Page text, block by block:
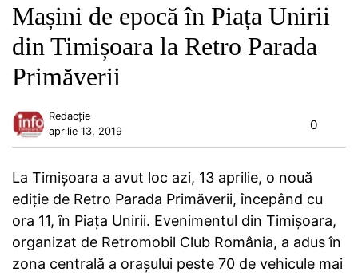
Mașini de epocă în Piața Unirii
din Timișoara la Retro Parada
Primăverii
Redacție
aprilie 13, 2019
0
La Timișoara a avut loc azi, 13 aprilie, o nouă
ediție de Retro Parada Primăverii, începând cu
ora 11, în Piața Unirii. Evenimentul din Timișoara,
organizat de Retromobil Club România, a adus în
zona centrală a orașului peste 70 de vehicule mai